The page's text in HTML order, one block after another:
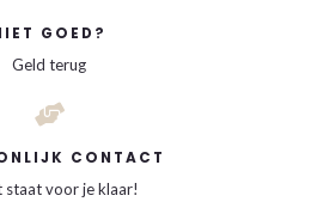
GOED?
Geld terug
CONTACT
staat voor je klaar!